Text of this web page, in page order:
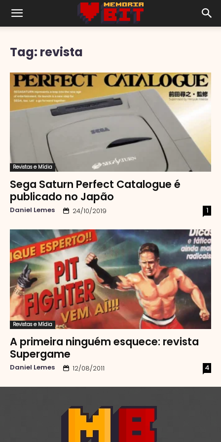
Tag: revista
Revistas e Mídia
Sega Saturn Perfect Catalogue é
publicado no Japão
Daniel Lemes 24/10/2019 1
Revistas e Mídia
A primeira ninguém esquece: revista
Supergame
Daniel Lemes 12/08/2011 4